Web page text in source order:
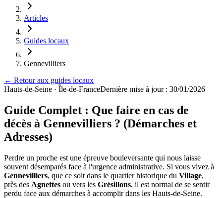
Articles
Guides locaux
Gennevilliers
← Retour aux guides locaux
Hauts-de-Seine · Île-de-FranceDernière mise à jour : 30/01/2026
Guide Complet : Que faire en cas de
décès à Gennevilliers ? (Démarches et
Adresses)
Perdre un proche est une épreuve bouleversante qui nous laisse
souvent désemparés face à l'urgence administrative. Si vous vivez à
Gennevilliers, que ce soit dans le quartier historique du Village,
près des Agnettes ou vers les Grésillons, il est normal de se sentir
perdu face aux démarches à accomplir dans les Hauts-de-Seine.